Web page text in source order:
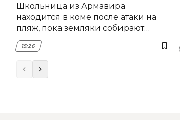
Школьница из Армавира
находится в коме после атаки на
пляж, пока земляки собирают
помощь
15:26